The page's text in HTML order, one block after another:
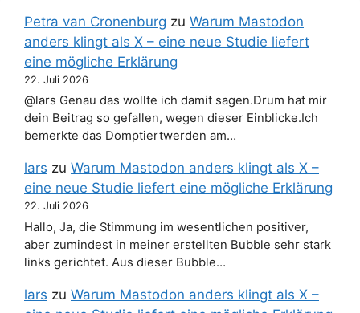
Petra van Cronenburg zu Warum Mastodon
anders klingt als X – eine neue Studie liefert
eine mögliche Erklärung
22. Juli 2026
@lars Genau das wollte ich damit sagen.Drum hat mir
dein Beitrag so gefallen, wegen dieser Einblicke.Ich
bemerkte das Domptiertwerden am…
lars zu Warum Mastodon anders klingt als X –
eine neue Studie liefert eine mögliche Erklärung
22. Juli 2026
Hallo, Ja, die Stimmung im wesentlichen positiver,
aber zumindest in meiner erstellten Bubble sehr stark
links gerichtet. Aus dieser Bubble…
lars zu Warum Mastodon anders klingt als X –